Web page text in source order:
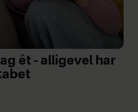
ét - alligevel har